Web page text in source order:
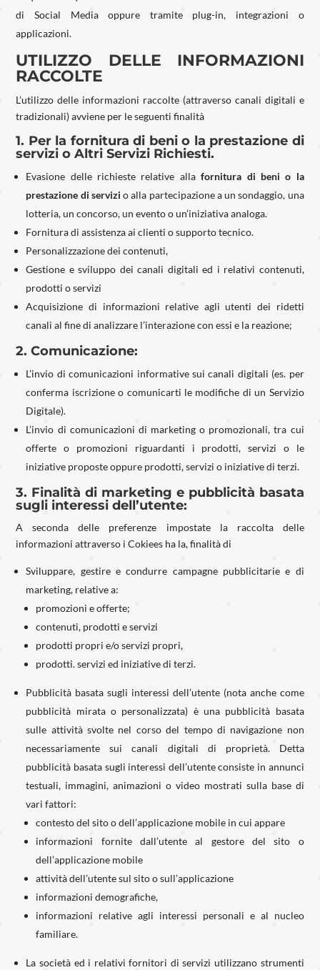
di Social Media oppure tramite plug-in, integrazioni o
applicazioni.
UTILIZZO DELLE INFORMAZIONI
RACCOLTE
L’utilizzo delle informazioni raccolte (attraverso canali digitali e
tradizionali) avviene per le seguenti finalità
1. Per la fornitura di beni o la prestazione di
servizi o Altri Servizi Richiesti.
Evasione delle richieste relative allafornitura di beni o la
prestazione di servizi o alla partecipazione a un sondaggio, una
lotteria, un concorso, un evento o un’iniziativa analoga.
Fornitura di assistenza ai clienti o supporto tecnico.
Personalizzazione dei contenuti,
Gestione e sviluppo dei canali digitali ed i relativi contenuti,
prodotti o servizi
Acquisizione di informazioni relative agli utenti dei ridetti
canali al fine di analizzare l’interazione con essi e la reazione;
2. Comunicazione:
L’invio di comunicazioni informative sui canali digitali (es. per
conferma iscrizione o comunicarti le modifiche di un Servizio
Digitale).
L’invio di comunicazioni di marketing o promozionali, tra cui
offerte o promozioni riguardanti i prodotti, servizi o le
iniziative proposte oppure prodotti, servizi o iniziative di terzi.
3. Finalità di marketing e pubblicità basata
sugli interessi dell’utente:
A seconda delle preferenze impostate la raccolta delle
informazioni attraverso i Cokiees ha la, finalità di
Sviluppare, gestire e condurre campagne pubblicitarie e di
marketing, relative a:
promozioni e offerte;
contenuti, prodotti e servizi
prodotti propri e/o servizi propri,
prodotti. servizi ed iniziative di terzi.
Pubblicità basata sugli interessi dell’utente (nota anche come
pubblicità mirata o personalizzata) è una pubblicità basata
sulle attività svolte nel corso del tempo di navigazione non
necessariamente sui canali digitali di proprietà. Detta
pubblicità basata sugli interessi dell’utente consiste in annunci
testuali, immagini, animazioni o video mostrati sulla base di
vari fattori:
contesto del sito o dell’applicazione mobile in cui appare
informazioni fornite dall’utente al gestore del sito o
dell’applicazione mobile
attività dell’utente sul sito o sull’applicazione
informazioni demografiche,
informazioni relative agli interessi personali e al nucleo
familiare.
La società ed i relativi fornitori di servizi utilizzano strumenti